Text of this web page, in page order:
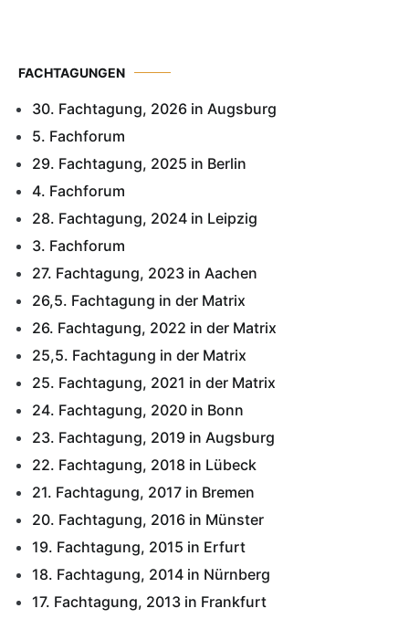
FACHTAGUNGEN
30. Fachtagung, 2026 in Augsburg
5. Fachforum
29. Fachtagung, 2025 in Berlin
4. Fachforum
28. Fachtagung, 2024 in Leipzig
3. Fachforum
27. Fachtagung, 2023 in Aachen
26,5. Fachtagung in der Matrix
26. Fachtagung, 2022 in der Matrix
25,5. Fachtagung in der Matrix
25. Fachtagung, 2021 in der Matrix
24. Fachtagung, 2020 in Bonn
23. Fachtagung, 2019 in Augsburg
22. Fachtagung, 2018 in Lübeck
21. Fachtagung, 2017 in Bremen
20. Fachtagung, 2016 in Münster
19. Fachtagung, 2015 in Erfurt
18. Fachtagung, 2014 in Nürnberg
17. Fachtagung, 2013 in Frankfurt